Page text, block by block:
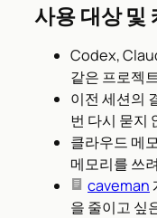
사용 대상 및
Codex,
같은 프로젝
이전 세션의
번 다시 묻지
클라우드 메
메모리를 쓰
caveman
을 줄이고 싶